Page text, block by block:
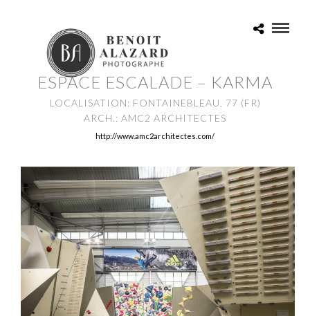
ESPACE ESCALADE – KARMA
LOCALISATION: FONTAINEBLEAU, 77 (FR)
ARCH.: AMC2 ARCHITECTES
http://www.amc2architectes.com/